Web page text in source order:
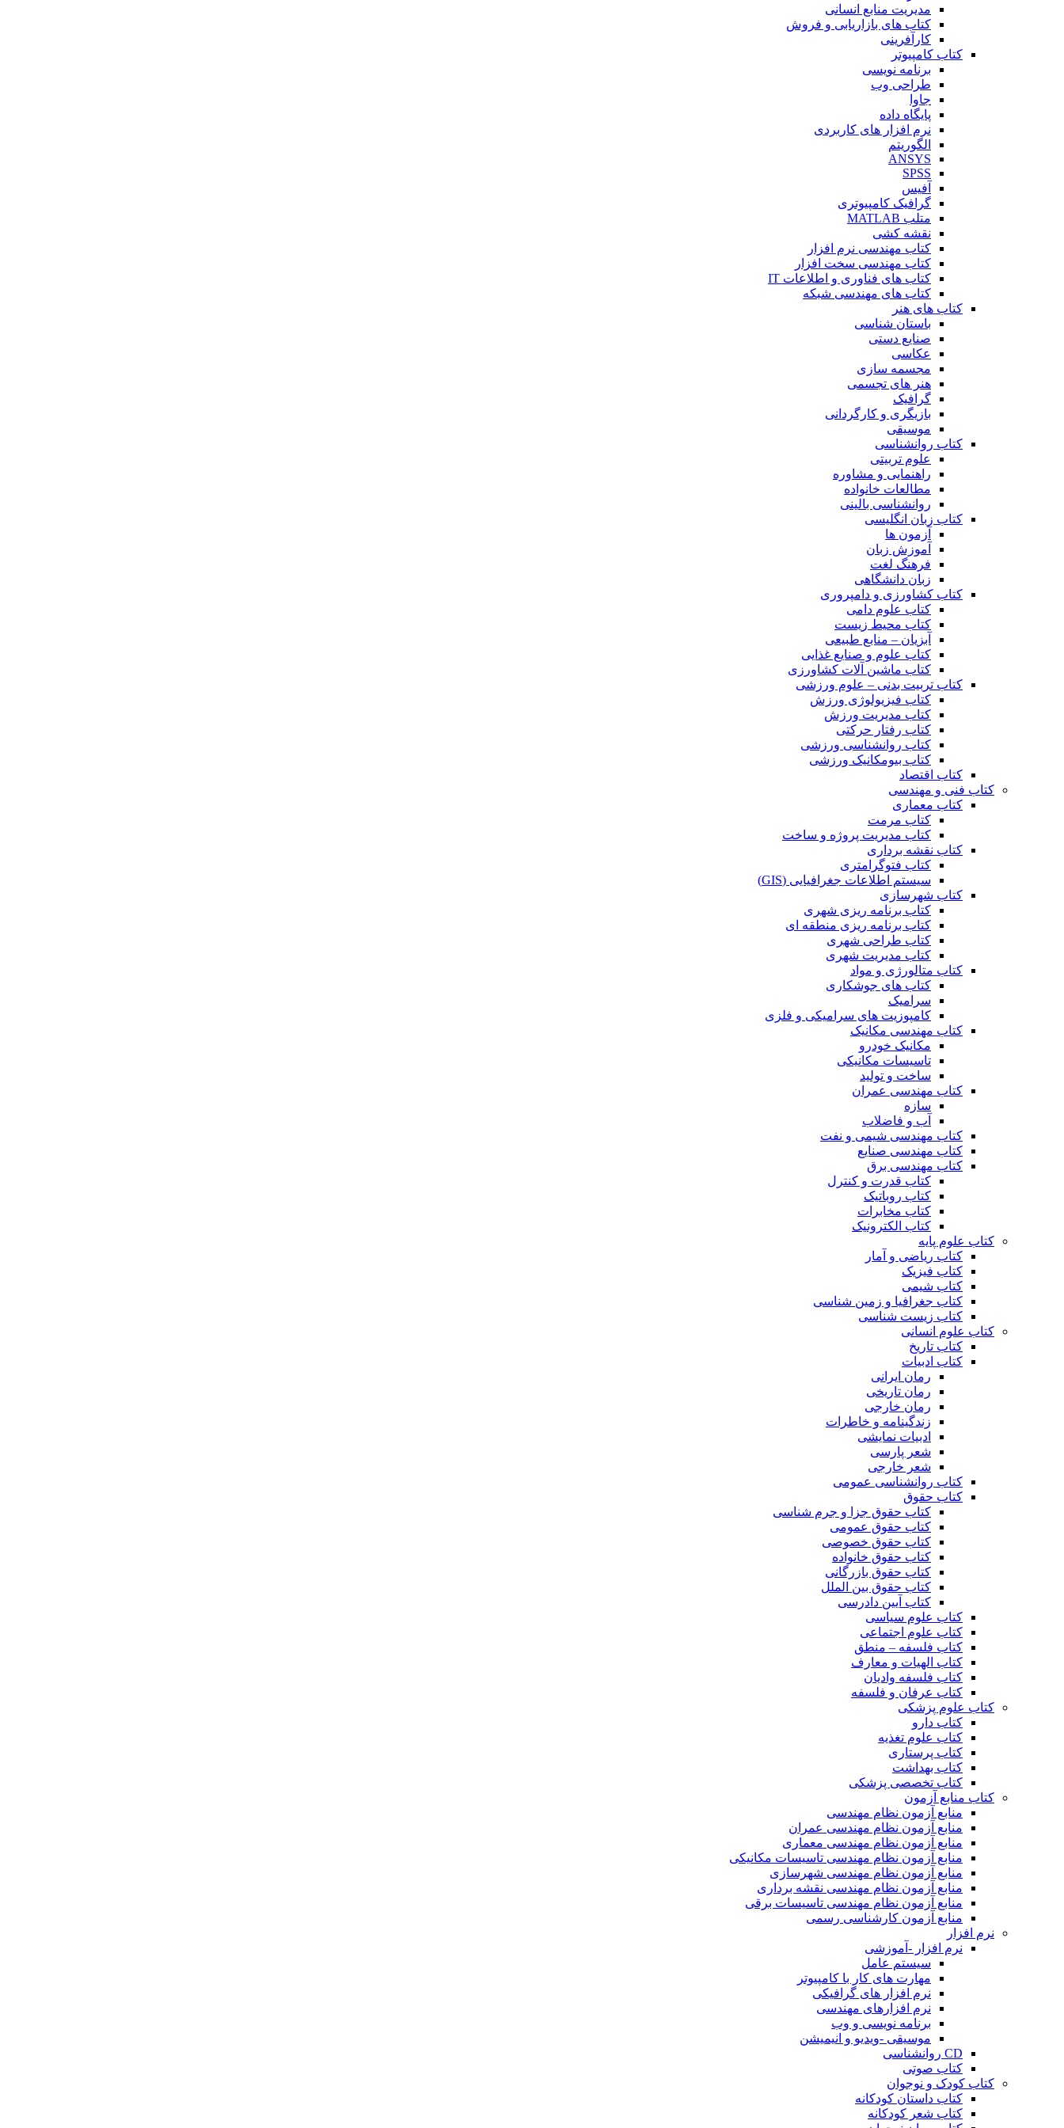
مدیریت منابع انسانی
کتاب های بازاریابی و فروش
کارآفرینی
کتاب کامپیوتر
برنامه نویسی
طراحی وب
جاوا
پایگاه داده
نرم افزار های کاربردی
الگوریتم
ANSYS
SPSS
آفیس
گرافیک کامپیوتری
متلب MATLAB
نقشه کشی
کتاب مهندسی نرم افزار
کتاب مهندسی سخت افزار
کتاب های فناوری و اطلاعات IT
کتاب های مهندسی شبکه
کتاب های هنر
باستان شناسی
صنایع دستی
عکاسی
مجسمه سازی
هنر های تجسمی
گرافیک
بازیگری و کارگردانی
موسیقی
کتاب روانشناسی
علوم تربیتی
راهنمایی و مشاوره
مطالعات خانواده
روانشناسی بالینی
کتاب زبان انگلیسی
آزمون ها
آموزش زبان
فرهنگ لغت
زبان دانشگاهی
کتاب کشاورزی و دامپروری
کتاب علوم دامی
کتاب محیط زیست
آبزیان – منابع طبیعی
کتاب علوم و صنایع غذایی
کتاب ماشین آلات کشاورزی
کتاب تربیت بدنی – علوم ورزشی
کتاب فیزیولوژی ورزش
کتاب مدیریت ورزش
کتاب رفتار حرکتی
کتاب روانشناسی ورزشی
کتاب بیومکانیک ورزشی
کتاب اقتصاد
کتاب فنی و مهندسی
کتاب معماری
کتاب مرمت
کتاب مدیریت پروژه و ساخت
کتاب نقشه برداری
کتاب فتوگرامتری
سیستم اطلاعات جغرافیایی (GIS)
کتاب شهرسازی
کتاب برنامه ریزی شهری
کتاب برنامه ریزی منطقه ای
کتاب طراحی شهری
کتاب مدیریت شهری
کتاب متالورژی و مواد
کتاب های جوشکاری
سرامیک
کامپوزیت های سرامیکی و فلزی
کتاب مهندسی مکانیک
مکانیک خودرو
تاسیسات مکانیکی
ساخت و تولید
کتاب مهندسی عمران
سازه
آب و فاضلاب
کتاب مهندسی شیمی و نفت
کتاب مهندسی صنایع
کتاب مهندسی برق
کتاب قدرت و کنترل
کتاب روباتیک
کتاب مخابرات
کتاب الکترونیک
کتاب علوم پایه
کتاب ریاضی و آمار
کتاب فیزیک
کتاب شیمی
کتاب جغرافیا و زمین شناسی
کتاب زیست شناسی
کتاب علوم انسانی
کتاب تاریخ
کتاب ادبیات
رمان ایرانی
رمان تاریخی
رمان خارجی
زندگینامه و خاطرات
ادبیات نمایشی
شعر پارسی
شعر خارجی
کتاب روانشناسی عمومی
کتاب حقوق
کتاب حقوق جزا و جرم شناسی
کتاب حقوق عمومی
کتاب حقوق خصوصی
کتاب حقوق خانواده
کتاب حقوق بازرگانی
کتاب حقوق بین الملل
کتاب آیین دادرسی
کتاب علوم سیاسی
کتاب علوم اجتماعی
کتاب فلسفه – منطق
کتاب الهیات و معارف
کتاب فلسفه وادیان
کتاب عرفان و فلسفه
کتاب علوم پزشکی
کتاب دارو
کتاب علوم تغذیه
کتاب پرستاری
کتاب بهداشت
کتاب تخصصی پزشکی
کتاب منابع آزمون
منابع آزمون نظام مهندسی
منابع آزمون نظام مهندسی عمران
منابع آزمون نظام مهندسی معماری
منابع آزمون نظام مهندسی تاسیسات مکانیکی
منابع آزمون نظام مهندسی شهرسازی
منابع آزمون نظام مهندسی نقشه برداری
منابع آزمون نظام مهندسی تاسیسات برقی
منابع آزمون کارشناسی رسمی
نرم افزار
نرم افزار -آموزشی
سیستم عامل
مهارت های کار با کامپیوتر
نرم افزار های گرافیکی
نرم افزارهای مهندسی
برنامه نویسی و وب
موسیقی -ویدیو و انیمیشن
CD روانشناسی
کتاب صوتی
کتاب کودک و نوجوان
کتاب داستان کودکانه
کتاب شعر کودکانه